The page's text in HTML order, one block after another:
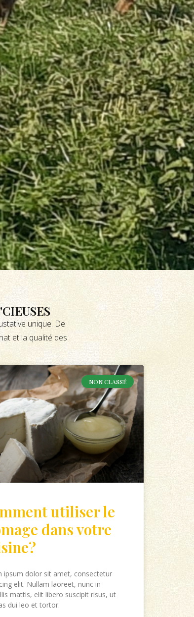
unique. De
et la qualité des
NON CLASSÉ
utiliser le
dans votre
ipsum dolor sit amet, consectetur
elit. Nullam laoreet, nunc in
mattis, elit libero suscipit risus, ut
dui leo et tortor.